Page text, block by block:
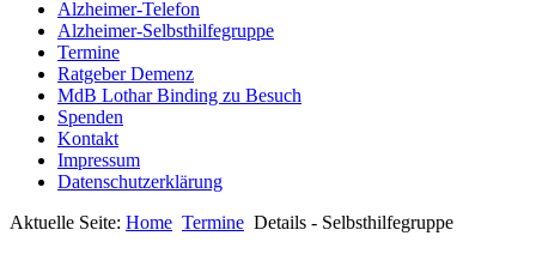
Alzheimer-Telefon
Alzheimer-Selbsthilfegruppe
Termine
Ratgeber Demenz
MdB Lothar Binding zu Besuch
Spenden
Kontakt
Impressum
Datenschutzerklärung
Aktuelle Seite: Home Termine Details - Selbsthilfegruppe